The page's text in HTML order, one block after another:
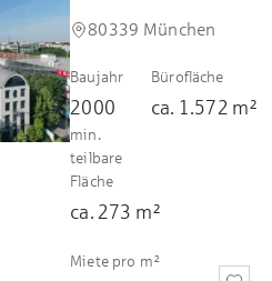
80339 München
Baujahr
2000
Bürofläche
ca. 1.572 m²
min.
teilbare
Fläche
ca. 273 m²
Miete pro m²